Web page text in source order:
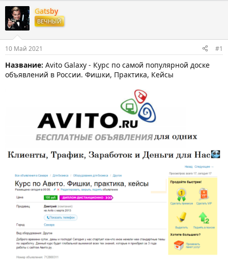
т
о
р
м
ы
т
а
н
а
л
а
Gatsby
ВЕЧНЫЙ
10 Май 2021 #1
Название: Avito Galaxy - Курс по самой популярной доске
объявлений в России. Фишки, Практика, Кейсы